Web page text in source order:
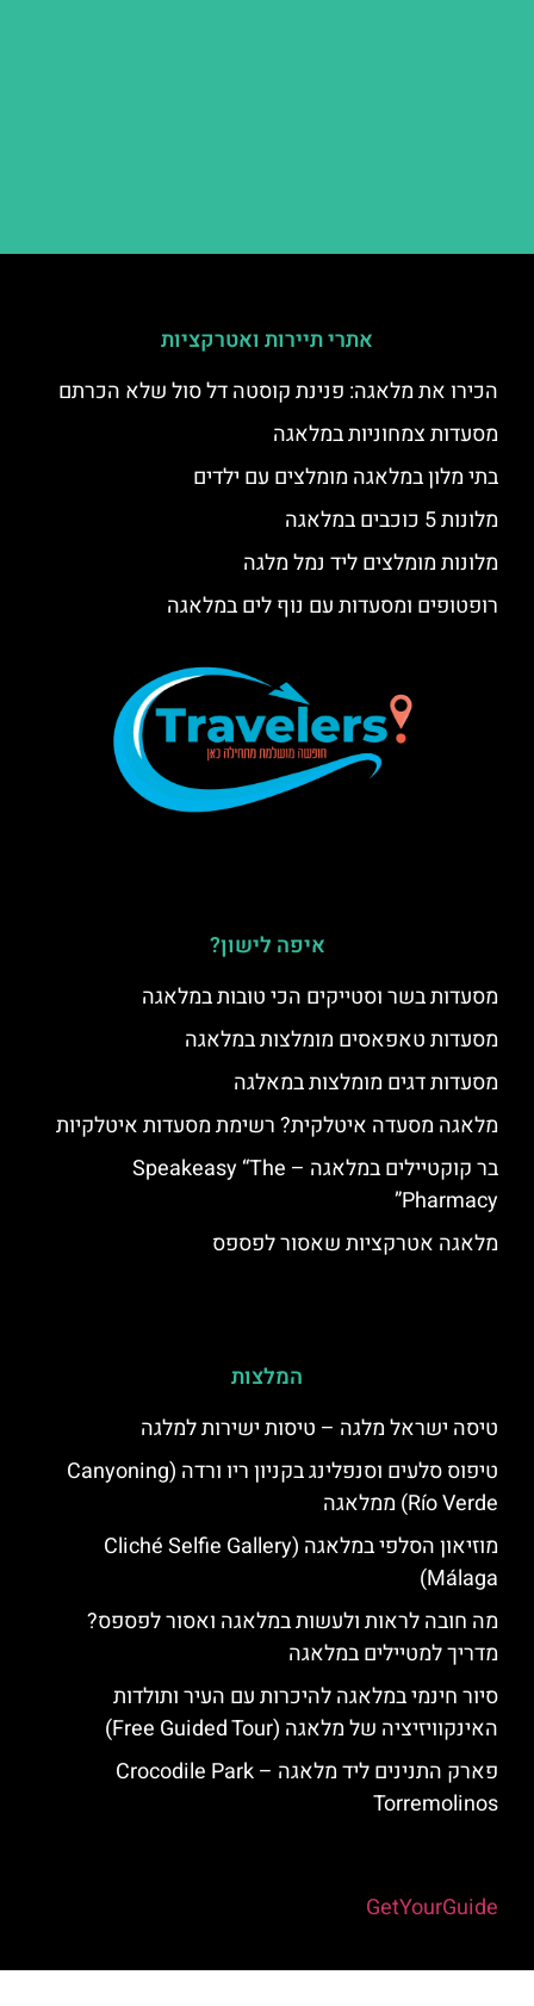
אתרי תיירות ואטרקציות
הכירו את מלאגה: פנינת קוסטה דל סול שלא הכרתם
מסעדות צמחוניות במלאגה
בתי מלון במלאגה מומלצים עם ילדים
מלונות 5 כוכבים במלאגה
מלונות מומלצים ליד נמל מלגה
רופטופים ומסעדות עם נוף לים במלאגה
איפה לישון?
מסעדות בשר וסטייקים הכי טובות במלאגה
מסעדות טאפאסים מומלצות במלאגה
מסעדות דגים מומלצות במאלגה
מלאגה מסעדה איטלקית? רשימת מסעדות איטלקיות
בר קוקטיילים במלאגה – Speakeasy “The
Pharmacy”
מלאגה אטרקציות שאסור לפספס
המלצות
טיסה ישראל מלגה – טיסות ישירות למלגה
טיפוס סלעים וסנפלינג בקניון ריו ורדה (Canyoning
Río Verde) ממלאגה
מוזיאון הסלפי במלאגה (Cliché Selfie Gallery
Málaga)
מה חובה לראות ולעשות במלאגה ואסור לפספס?
מדריך למטיילים במלאגה
סיור חינמי במלאגה להיכרות עם העיר ותולדות
האינקוויזיציה של מלאגה (Free Guided Tour)
פארק התנינים ליד מלאגה – Crocodile Park
Torremolinos
GetYourGuide